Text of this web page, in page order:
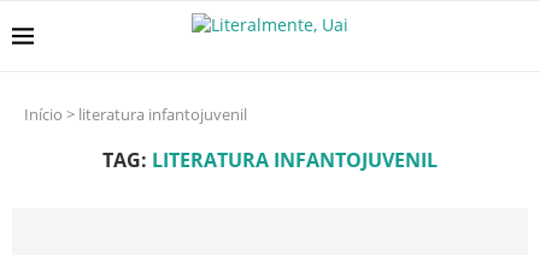
Início > literatura infantojuvenil
TAG: LITERATURA INFANTOJUVENIL